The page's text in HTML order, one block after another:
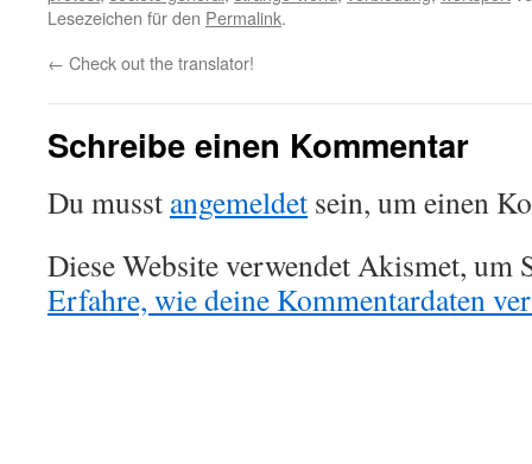
Lesezeichen für den Permalink.
← Check out the translator!
Schreibe einen Kommentar
Du musst angemeldet sein, um einen
Diese Website verwendet Akismet, um
Erfahre, wie deine Kommentardaten